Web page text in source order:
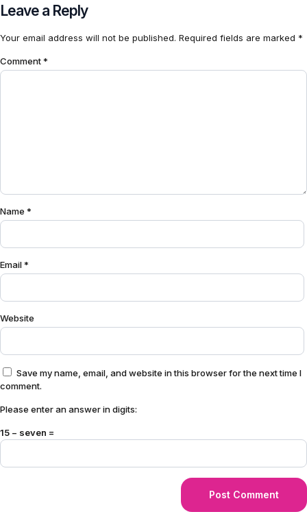
Leave a Reply
Your email address will not be published. Required fields are marked *
Comment*
Name *
Email*
Website
Save my name, email, and website in this browser for the next time I
comment.
Please enter an answer in digits:
15 − seven =